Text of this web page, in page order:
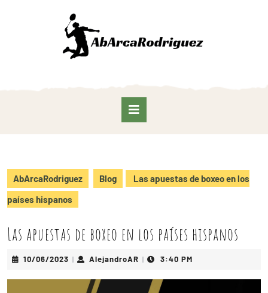
AbArcaRodriguez Blog
Las apuestas de boxeo en los
países hispanos
Las apuestas de boxeo en los países hispanos
10/06/2023 | AlejandroAR | 3:40 PM